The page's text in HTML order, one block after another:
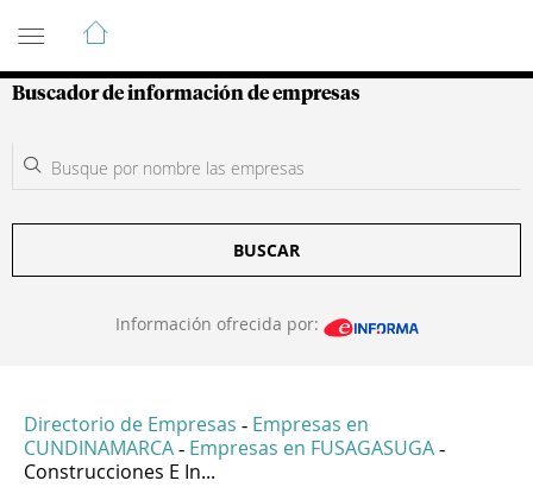
Guía de Empresas Colombianas
Buscador de información de empresas
BUSCAR
Información ofrecida por:
Directorio de Empresas - Empresas en
CUNDINAMARCA - Empresas en FUSAGASUGA -
Construcciones E In...